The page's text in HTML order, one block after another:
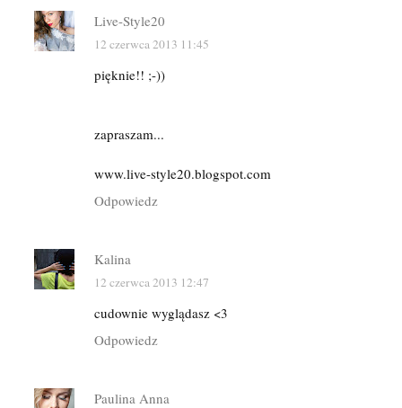
Live-Style20
12 czerwca 2013 11:45
pięknie!! ;-))
zapraszam...
www.live-style20.blogspot.com
Odpowiedz
Kalina
12 czerwca 2013 12:47
cudownie wyglądasz <3
Odpowiedz
Paulina Anna